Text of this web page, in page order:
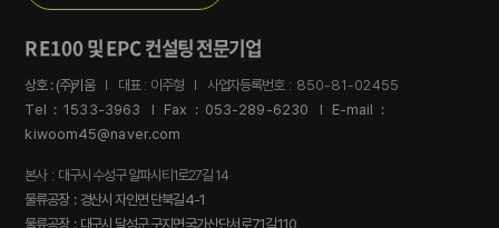
RE100및EPC컨설팅 전문기업
상호 : (주)키움l 대표 : 이주형 l 사업자등록번호 : 850-81-02455
Tel : 1533-3963 l Fax : 053-289-6230 l E-mail :
kiwoom45@naver.com
본사 : 대구시 수성구 알파시티1로27길 14
물류공장 : 경산시 자인면 단북길 4-1
물류공장 : 대구시 달성군 구지면 국가산단서로71길 110